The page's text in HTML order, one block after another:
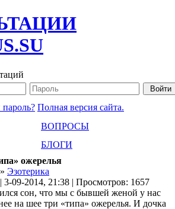
Полная версия сайта.
ВОПРОСЫ
БЛОГИ
ожерелья
» Эзотерика
| 3-09-2014, 21:38 | Просмотров: 1657
сон, что мы с бывшей женой у нас
на шее три «типа» ожерелья. И дочка